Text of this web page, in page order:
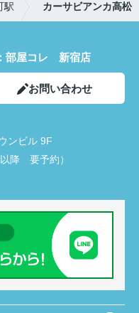
駅 カーサビアンカ高松
部屋コレ 新宿店
お問い合わせ
ンビル 9F
降 要予約）